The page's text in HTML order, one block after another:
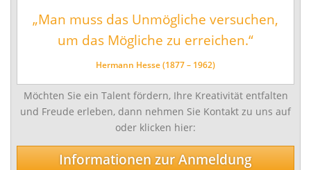
Malerei/Grafik
Tanz
Ensemble- und Ergänzungsfächer
Talentförderung und Studienvorbereitende
Ausbildung
Wettbewerbe
Jugend musiziert
„Man muss das Unmögliche versuchen,
um das Mögliche zu erreichen.“
Hermann Hesse (1877 – 1962)
Möchten Sie ein Talent fördern, Ihre Kreativität entfalten
und Freude erleben, dann nehmen Sie Kontakt zu uns auf
oder klicken hier:
Informationen zur Anmeldung